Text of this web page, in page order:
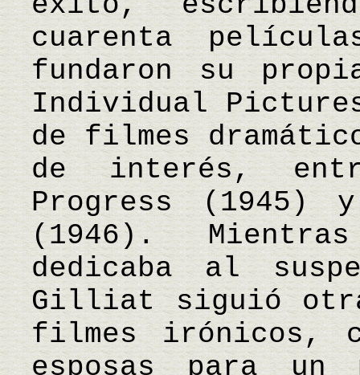
cuarenta
fundaron su
Individual
de filmes
de interés,
Progress (1945)
(1946).
dedicaba al
Gilliat siguió
filmes irónicos,
esposas para